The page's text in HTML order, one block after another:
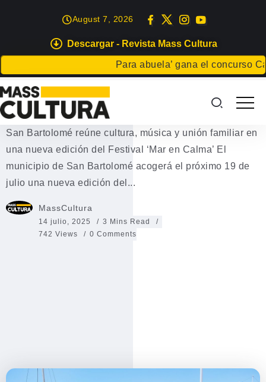
Descargar - Revista Mass Cultura
Para abuela’ gana el concurso
August 7, 2026
EVENTOS
Programación “Mar en Calma”
Playa Honda
San Bartolomé reúne cultura, música y unión familiar en
una nueva edición del Festival ‘Mar en Calma’ El
municipio de San Bartolomé acogerá el próximo 19 de
julio una nueva edición del...
MassCultura
14 julio, 2025
3 Mins Read
742 Views
0 Comments